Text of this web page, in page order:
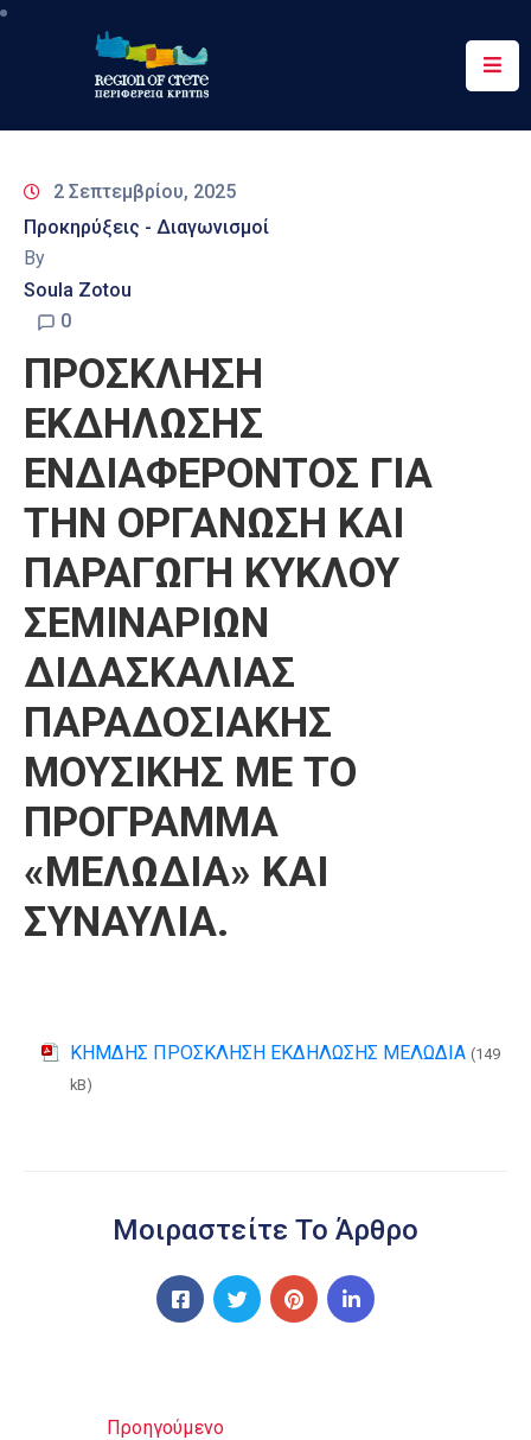
Περιφέρεια
&
Δράσεις
Ψηφιακές
Επικοινωνία
2 Σεπτεμβρίου, 2025
Προκηρύξεις - Διαγωνισμοί
By
Soula Zotou
0
ΠΡΟΣΚΛΗΣΗ
ΕΚΔΗΛΩΣΗΣ
ΕΝΔΙΑΦΕΡΟΝΤΟΣ ΓΙΑ
ΤΗΝ ΟΡΓΑΝΩΣΗ ΚΑΙ
ΠΑΡΑΓΩΓΗ ΚΥΚΛΟΥ
ΣΕΜΙΝΑΡΙΩΝ
ΔΙΔΑΣΚΑΛΙΑΣ
ΠΑΡΑΔΟΣΙΑΚΗΣ
ΜΟΥΣΙΚΗΣ ΜΕ ΤΟ
ΠΡΟΓΡΑΜΜΑ
«ΜΕΛΩΔΙΑ» ΚΑΙ
ΣΥΝΑΥΛΙΑ.
ΚΗΜΔΗΣ ΠΡΟΣΚΛΗΣΗ ΕΚΔΗΛΩΣΗΣ ΜΕΛΩΔΙΑ (149
kB)
Μοιραστείτε Το Άρθρο
Προηγούμενο